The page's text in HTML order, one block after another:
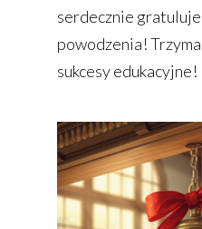
serdecznie
powodzenia!
sukcesy edukacyjne!